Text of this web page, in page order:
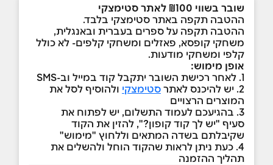
שובר בשווי ₪100 לאתר סטימצקי
ההטבה תקפה באתר סטימצקי בלבד.
ההטבה תקפה על ספרים בעברית ובאנגלית,
משחקי קופסא, פאזלים ומשחקי קלפים- לא כולל
קלפי ומשחקי מודעות.
אופן מימוש:
1. לאחר רכישת השובר יתקבל קוד במייל וב-SMS
2. יש להיכנס לאתר
סטימצקי ולהוסיף לסל את
המוצרים הרצויים
3. בהגיעכם לעמוד התשלום, יש לפתוח את
סעיף "יש לך קוד קופון?", להזין את הקוד
שקיבלתם בשדה המתאים וללחוץ "מימוש"
4. כעת ניתן לראות שהקוד הוחל ולהשלים את
תהליך ההזמנה